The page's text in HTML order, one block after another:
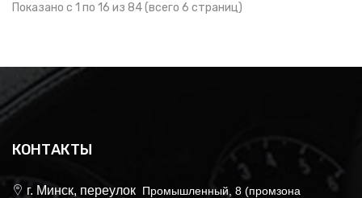
Показано с 1 по 16 из 84 (всего 6 страниц)
КОНТАКТЫ
г. Минск, переулок Промышленный, 8 (промзона